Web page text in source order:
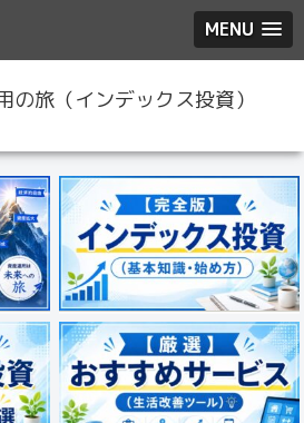
MENU
旅（インデックス投資）